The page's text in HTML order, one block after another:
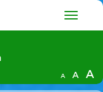
Hlavné
menu
A A A